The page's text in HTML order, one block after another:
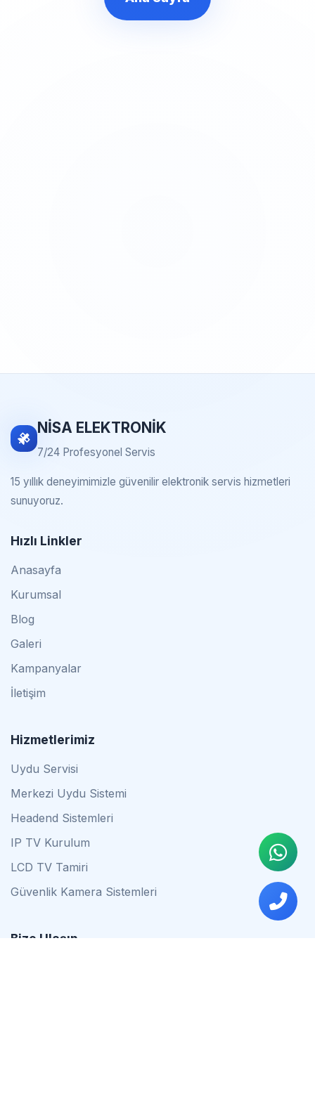
NİSA ELEKTRONİK
7/24 Profesyonel Servis
15 yıllık deneyimimizle güvenilir elektronik servis hizmetleri
sunuyoruz.
Hızlı Linkler
Anasayfa
Kurumsal
Blog
Galeri
Kampanyalar
İletişim
Hizmetlerimiz
Uydu Servisi
Merkezi Uydu Sistemi
Headend Sistemleri
IP TV Kurulum
LCD TV Tamiri
Güvenlik Kamera Sistemleri
Bize Ulaşın